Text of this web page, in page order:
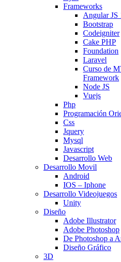
Frameworks
Angular JS
Bootstrap
Codeigniter
Cake PHP
Foundation
Laravel
Curso de
Framework
Node JS
Vuejs
Php
Programación
Css
Jquery
Mysql
Javascript
Desarrollo Web
Desarrollo Movil
Android
IOS – Iphone
Desarrollo Videojuegos
Unity
Diseño
Adobe Illustrator
Adobe Photoshop
De Photoshop a
Diseño Gráfico
3D